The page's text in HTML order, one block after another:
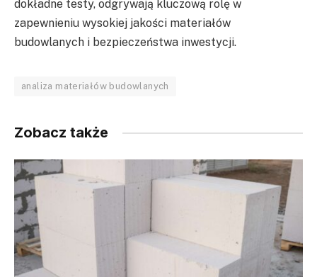
dokładne testy, odgrywają kluczową rolę w
zapewnieniu wysokiej jakości materiałów
budowlanych i bezpieczeństwa inwestycji.
analiza materiałów budowlanych
Zobacz także